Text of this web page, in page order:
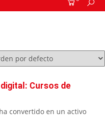
Cursos de
convertido en un activo